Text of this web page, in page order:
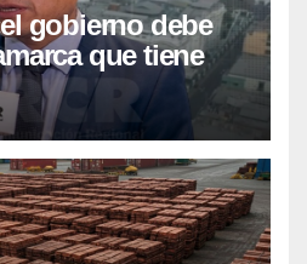
gobierno debe
que tiene
en proyectos
de la pobreza